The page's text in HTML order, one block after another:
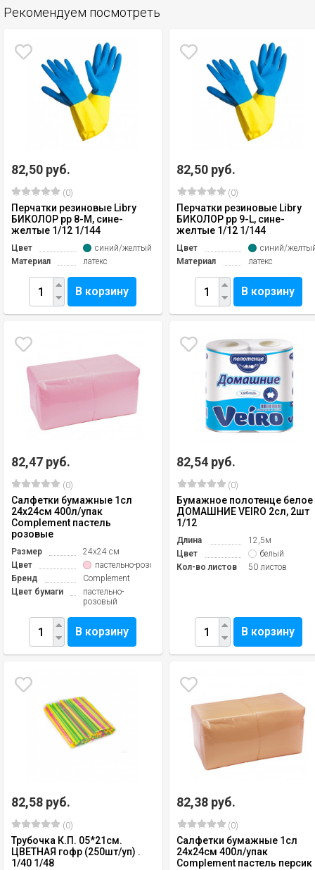
Рекомендуем посмотреть
82,50 руб.
(0)
Перчатки резиновые Libry
БИКОЛОР рр 8-М, сине-
желтые 1/12 1/144
Цвет
синий/желтый
Материал
латекс
В корзину
82,50 руб.
(0)
Перчатки резиновые Libry
БИКОЛОР рр 9-L, сине-
желтые 1/12 1/144
Цвет
синий/
Материал
латекс
В корзину
82,47 руб.
(0)
Салфетки бумажные 1сл
24х24см 400л/упак
Complement пастель
розовые
Размер
24х24 см
Цвет
пастельно-розовый
Бренд
Complement
Цвет бумаги
пастельно-
розовый
В корзину
82,54 руб.
(0)
Бумажное полотенце белое
ДОМАШНИЕ VEIRO 2сл, 2шт
1/12
Длина
12,5м
Цвет
белый
Кол-во листов
50 листов
В корзину
82,58 руб.
(0)
Трубочка К.П. 05*21см.
ЦВЕТНАЯ гофр (250шт/уп) .
1/40 1/48
82,38 руб.
(0)
Салфетки бумажные 1сл
24х24см 400л/упак
Complement пастель персик